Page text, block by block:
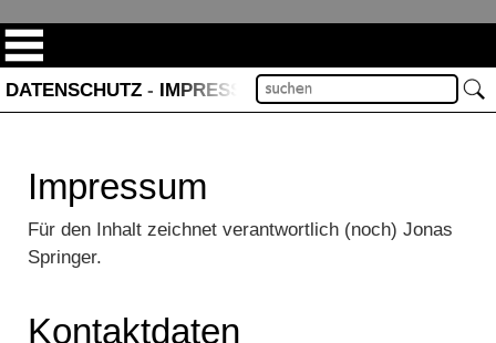
DATENSCHUTZ - IMPRESSUM
Impressum
Für den Inhalt zeichnet verantwortlich (noch) Jonas
Springer.
Kontaktdaten